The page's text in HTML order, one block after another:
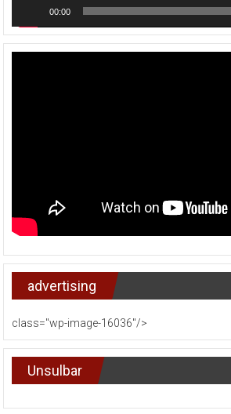
00:00
advertising
class="wp-image-16036"/>
Unsulbar